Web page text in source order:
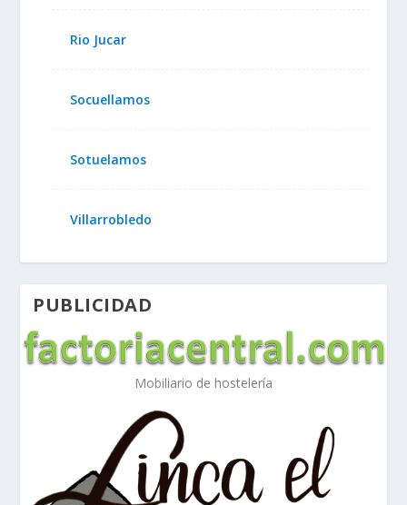
Rio Jucar
Socuellamos
Sotuelamos
Villarrobledo
PUBLICIDAD
Mobiliario de hostelería